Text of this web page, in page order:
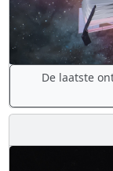
De laatste